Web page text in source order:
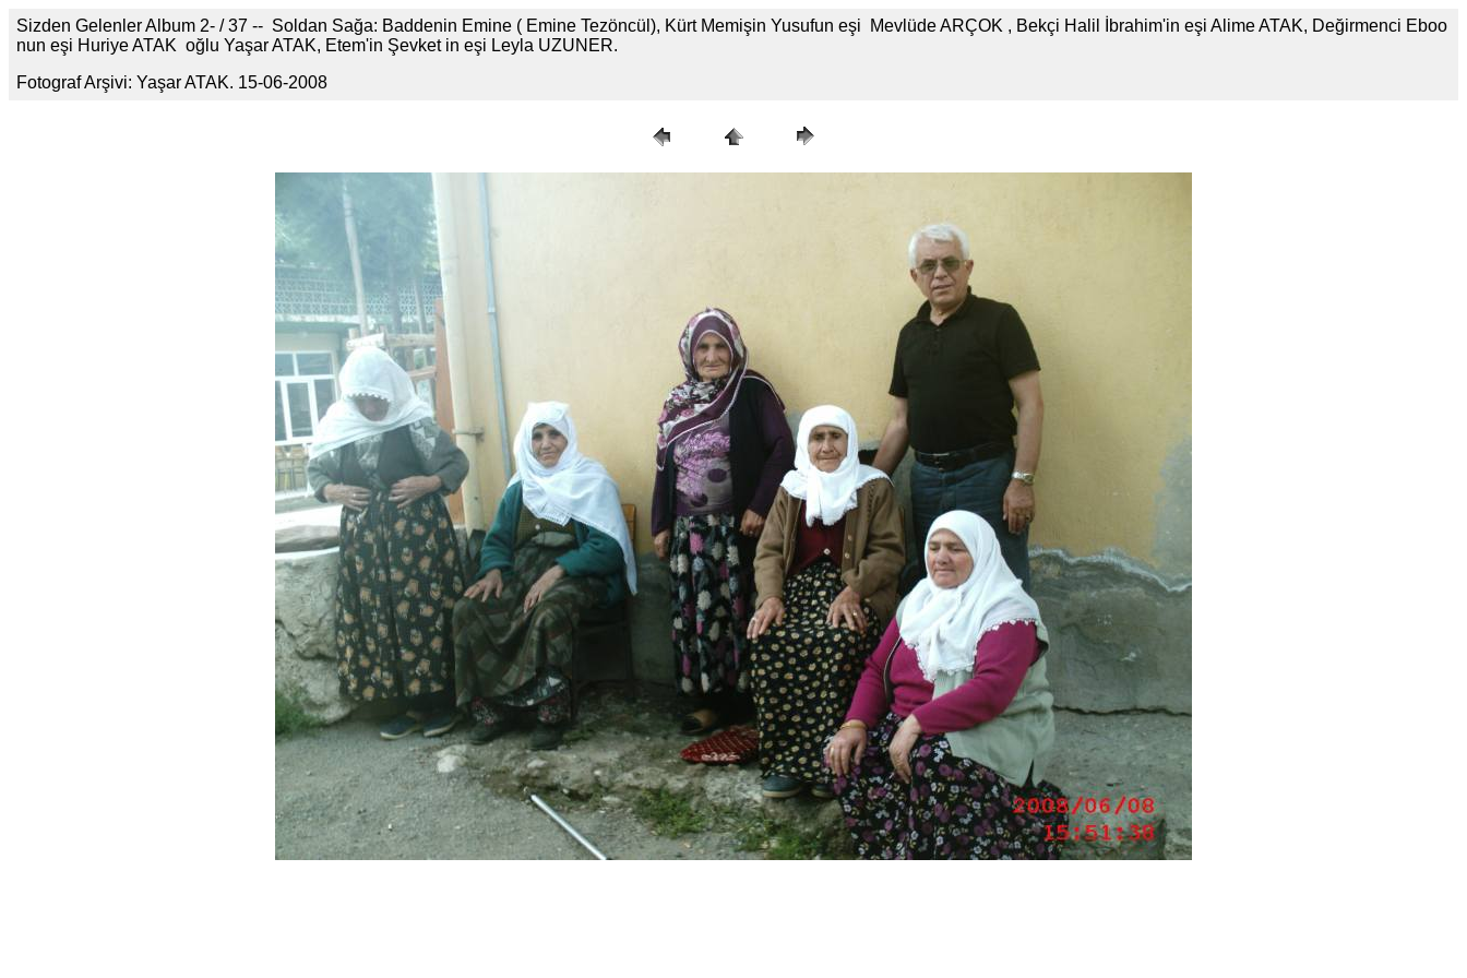
Sizden Gelenler Album 2- / 37 -- Soldan Sağa: Baddenin Emine ( Emine Tezöncül), Kürt Memişin Yusufun eşi Mevlüde ARÇOK , Bekçi Halil İbrahim'in eşi Alime ATAK, Değirmenci Eboo
nun eşi Huriye ATAK oğlu Yaşar ATAK, Etem'in Şevket in eşi Leyla UZUNER.
Fotograf Arşivi: Yaşar ATAK. 15-06-2008